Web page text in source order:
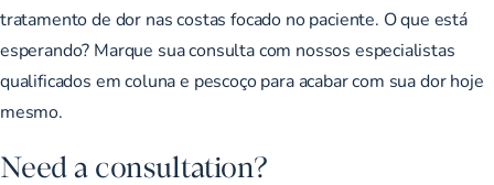
tratamento de dor nas costas focado no paciente. O que está
esperando? Marque sua consulta com nossos especialistas
qualificados em coluna e pescoço para acabar com sua dor hoje
mesmo.
Need a consultation?